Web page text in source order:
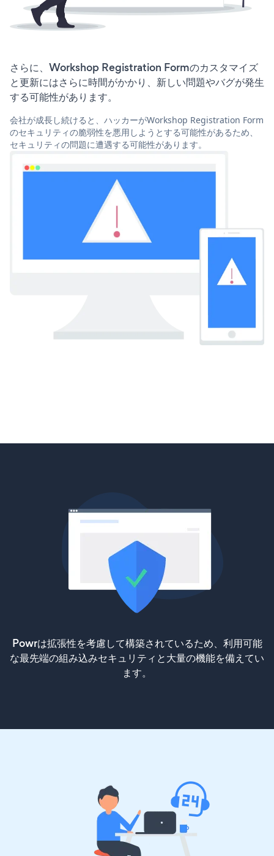
さらに、Workshop Registration Formのカスタマイズ
と更新にはさらに時間がかかり、新しい問題やバグが発生
する可能性があります。
会社が成長し続けると、ハッカーがWorkshop Registration Form
のセキュリティの脆弱性を悪用しようとする可能性があるため、
セキュリティの問題に遭遇する可能性があります。
Powrは拡張性を考慮して構築されているため、利用可能
な最先端の組み込みセキュリティと大量の機能を備えてい
ます。